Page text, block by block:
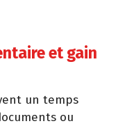
et gain
un temps
ou